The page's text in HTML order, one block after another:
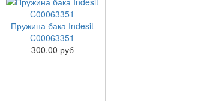
Пружина бака Indesit
C00063351
300.00 руб